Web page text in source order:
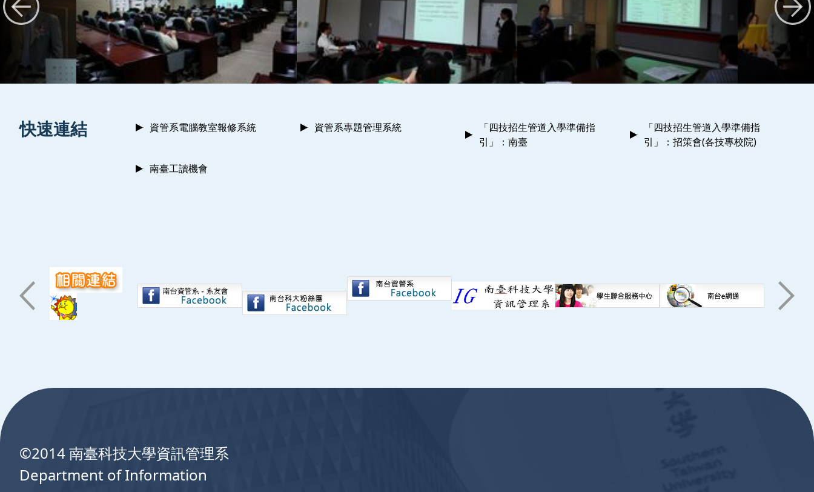
快速連結 資管系電腦教室報修系統 資管系專題管理系統
「四技招生管道入學準備指
引」：南臺
「四技招生管道入學準備指
引」：招策會(各技專校院)
南臺工讀機會
©2014 南臺科技大學資訊管理系
Department of Information